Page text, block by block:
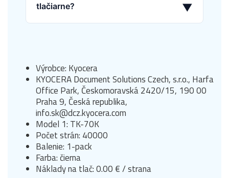
tlačiarne?
▼
Výrobce: Kyocera
KYOCERA Document Solutions Czech, s.r.o., Harfa
Office Park, Českomoravská 2420/15, 190 00
Praha 9, Česká republika,
info.sk@dcz.kyocera.com
Model 1: TK-70K
Počet strán: 40000
Balenie: 1-pack
Farba: čierna
Náklady na tlač: 0.00 € / strana